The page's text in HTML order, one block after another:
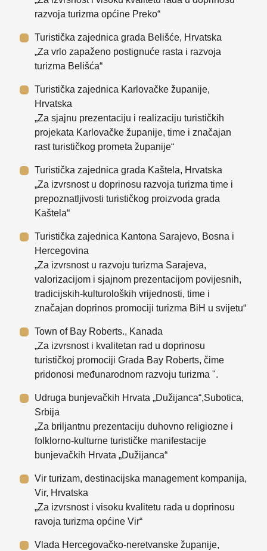
razvoja turizma općine Preko“
Turistička zajednica grada Belišće, Hrvatska
„Za vrlo zapaženo postignuće rasta i razvoja
turizma Belišća“
Turistička zajednica Karlovačke županije,
Hrvatska
„Za sjajnu prezentaciju i realizaciju turističkih
projekata Karlovačke županije, time i značajan
rast turističkog prometa županije“
Turistička zajednica grada Kaštela, Hrvatska
„Za izvrsnost u doprinosu razvoja turizma time i
prepoznatljivosti turističkog proizvoda grada
Kaštela“
Turistička zajednica Kantona Sarajevo, Bosna i
Hercegovina
„Za izvrsnost u razvoju turizma Sarajeva,
valorizacijom i sjajnom prezentacijom povijesnih,
tradicijskih-kulturoloških vrijednosti, time i
značajan doprinos promociji turizma BiH u svijetu“
Town of Bay Roberts., Kanada
„Za izvrsnost i kvalitetan rad u doprinosu
turističkoj promociji Grada Bay Roberts, čime
pridonosi međunarodnom razvoju turizma ".
Udruga bunjevačkih Hrvata „Dužijanca“,Subotica,
Srbija
„Za briljantnu prezentaciju duhovno religiozne i
folklorno-kulturne turističke manifestacije
bunjevačkih Hrvata „Dužijanca“
Vir turizam, destinacijska management kompanija,
Vir, Hrvatska
„Za izvrsnost i visoku kvalitetu rada u doprinosu
ravoja turizma općine Vir“
Vlada Hercegovačko-neretvanske županije,